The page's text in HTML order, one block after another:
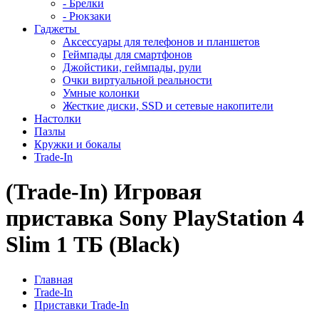
- Брелки
- Рюкзаки
Гаджеты
Аксессуары для телефонов и планшетов
Геймпады для смартфонов
Джойстики, геймпады, рули
Очки виртуальной реальности
Умные колонки
Жесткие диски, SSD и сетевые накопители
Настолки
Пазлы
Кружки и бокалы
Trade-In
(Trade-In) Игровая
приставка Sony PlayStation 4
Slim 1 ТБ (Black)
Главная
Trade-In
Приставки Trade-In